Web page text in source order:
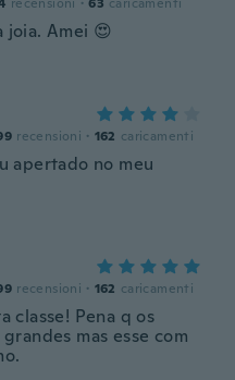
joia. Amei 😍
recensioni · 162 caricamenti
apertado no meu
recensioni · 162 caricamenti
classe! Pena q os
mas esse com